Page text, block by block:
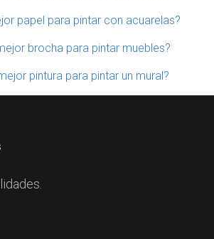
papel para pintar con acuarelas?
brocha para pintar muebles?
pintura para pintar un mural?